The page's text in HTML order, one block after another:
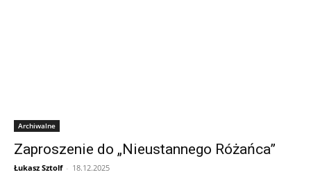
Archiwalne
Zaproszenie do „Nieustannego Różańca”
Łukasz Sztolf - 18.12.2025